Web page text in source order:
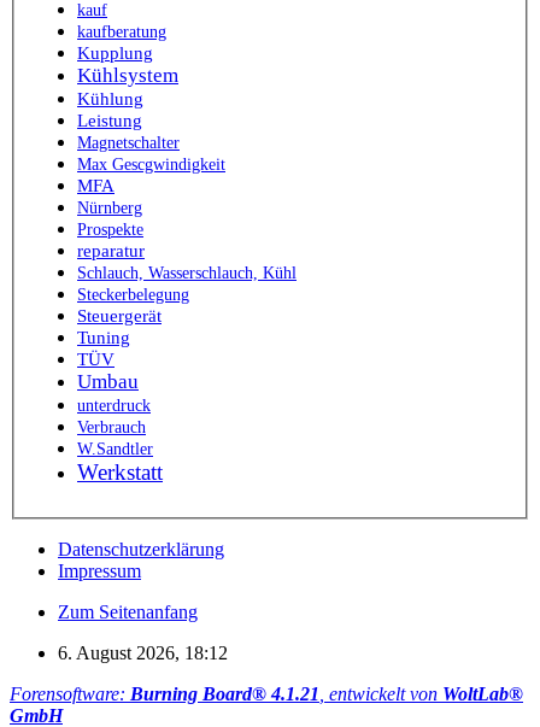
kauf
kaufberatung
Kupplung
Kühlsystem
Kühlung
Leistung
Magnetschalter
Max Gescgwindigkeit
MFA
Nürnberg
Prospekte
reparatur
Schlauch, Wasserschlauch, Kühl
Steckerbelegung
Steuergerät
Tuning
TÜV
Umbau
unterdruck
Verbrauch
W.Sandtler
Werkstatt
Datenschutzerklärung
Impressum
Zum Seitenanfang
6. August 2026, 18:12
Forensoftware: Burning Board® 4.1.21 , entwickelt von WoltLab®
GmbH